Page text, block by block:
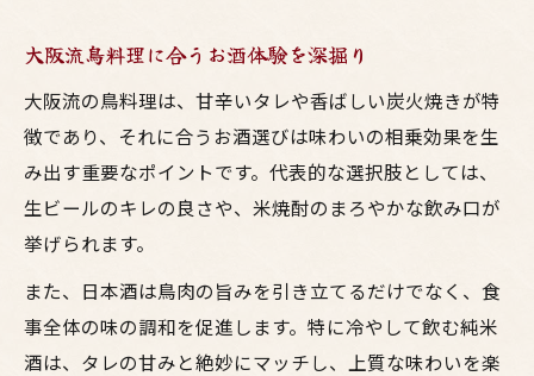
大阪流鳥料理に合うお酒体験を深掘り
大阪流の鳥料理は、甘辛いタレや香ばしい炭火焼きが特
徴であり、それに合うお酒選びは味わいの相乗効果を生
み出す重要なポイントです。代表的な選択肢としては、
生ビールのキレの良さや、米焼酎のまろやかな飲み口が
挙げられます。
また、日本酒は鳥肉の旨みを引き立てるだけでなく、食
事全体の味の調和を促進します。特に冷やして飲む純米
酒は、タレの甘みと絶妙にマッチし、上質な味わいを楽